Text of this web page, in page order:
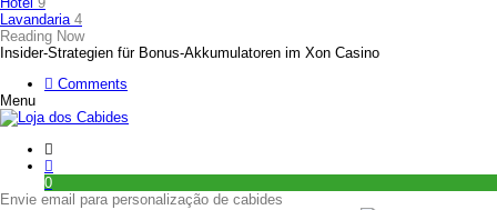
Lavandaria 4
Reading Now
Insider‑Strategien für Bonus‑Akkumulatoren im Xon Casino
Comments
Menu
0
Envie email para personalização de cabides